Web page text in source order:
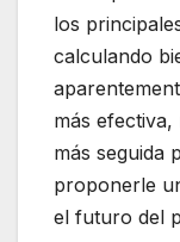
los
calculando
más
más seguida
proponerle
el futuro del